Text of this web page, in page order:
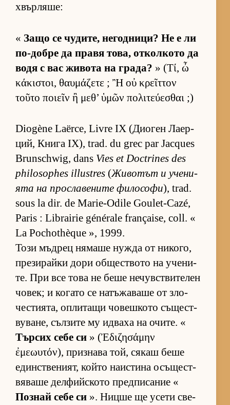
хвър­ля­ше:
« Защо се чу­ди­те, не­год­ни­ци? Не е ли
по-добре да правя то­ва, от­кол­кото да
водя с вас жи­вота на гра­да? » (Τί, ὦ
κάκιστοι, θαυμάζετε ; Ἢ οὐ κρεῖττον
τοῦτο ποιεῖν ἢ μεθ’ ὑμῶν πολιτεύεσθαι ;)
Diogène Laërce, Livre IX (Ди­о­ген Ла­ер­
ций, Книга IX), trad. du grec par Jacques
Brunschwig, dans Vies et Doctrines des
philosophes illustres (Жи­во­тът и уче­ни­
ята на прос­ла­ве­ните фи­ло­софи), trad.
sous la dir. de Marie-Odile Goulet-Cazé,
Paris : Librairie générale française, coll. «
La Pochothèque », 1999.
Този мъд­рец ня­маше нужда от ни­ко­го,
пре­зи­райки дори об­щес­т­вото на уче­ни­
те. При все това не беше не­чув­с­т­ви­те­лен
чо­век; и ко­гато се на­тъ­жа­ваше от зло­
чес­ти­я­та, оп­ли­тащи чо­веш­кото съ­щес­т­
ву­ва­не, съл­зите му ид­ваха на очи­те. «
Тър­сих себе си » (Ἐδιζησάμην
ἐμεωυτόν), приз­нава той, ся­каш беше
един­с­т­ве­ни­ят, който на­ис­тина осъ­щес­т­
вя­ваше дел­фийс­кото пред­пи­са­ние «
Поз­най себе си ». Ницше ще усети све­